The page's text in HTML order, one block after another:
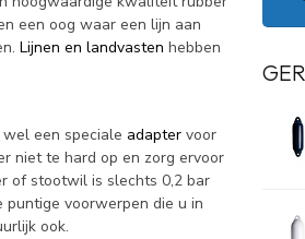
een oog waar een lijn aan
Lijnen en landvasten hebben
een speciale adapter voor
niet te hard op en zorg ervoor
of stootwil is slechts 0,2 bar
puntige voorwerpen die u in
ook.